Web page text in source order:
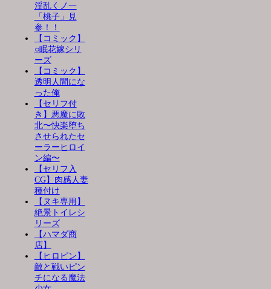
淫乱くノ一
「桃子」見
参！！
【コミック】
○眠花嫁シリ
ーズ
【コミック】
透明人間にな
った俺
【セリフ付
き】悪魔に敗
北〜快楽堕ち
させられたセ
ーラーヒロイ
ン編〜
【セリフ入
CG】肉感人妻
種付け
【ヌキ専用】
絶景トイレシ
リーズ
【ハマダ商
店】
【ヒロピン】
敵と戦いピン
チになる魔法